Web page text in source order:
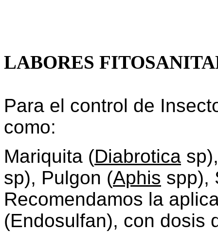
LABORES
Para el control de
como:
Mariquita (Diabrotica
sp), Pulgon (Aphis spp),
Recomendamos la
(Endosulfan), con dosis